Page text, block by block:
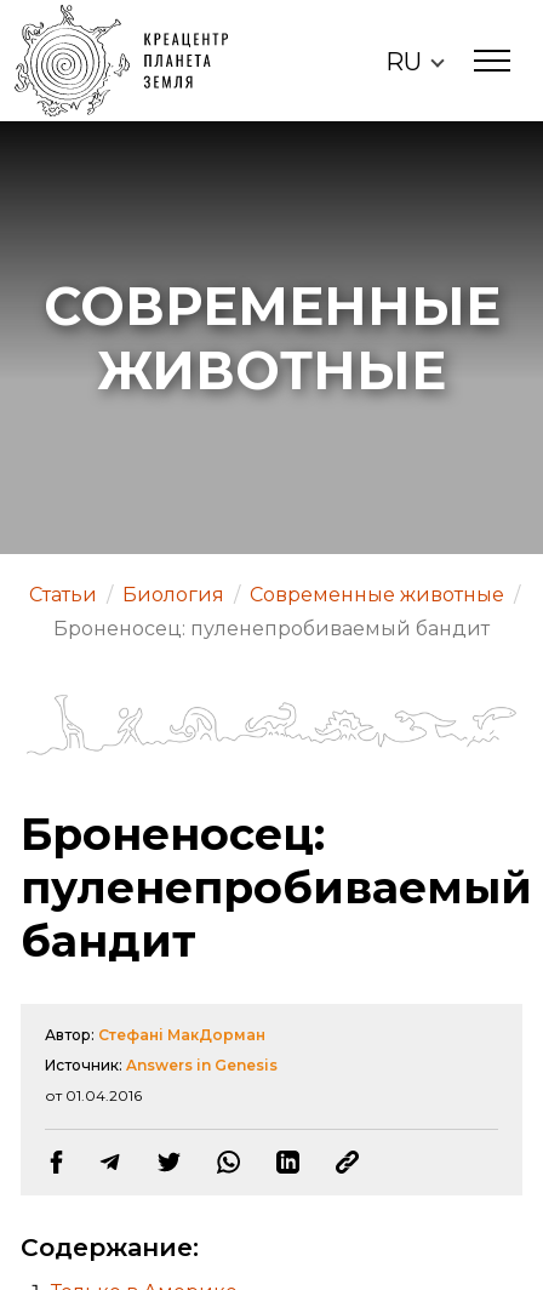
RU
СОВРЕМЕННЫЕ
ЖИВОТНЫЕ
Статьи / Биология / Современные животные /
Броненосец: пуленепробиваемый бандит
Броненосец:
пуленепробиваемый
бандит
Автор: Стефані МакДорман
Источник: Answers in Genesis
от 01.04.2016
Содержание: